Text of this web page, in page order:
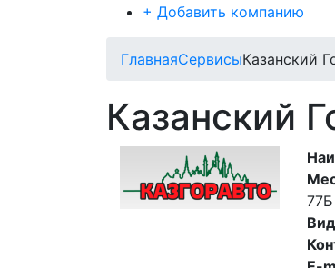
+ Добавить компанию
ГлавнаяСервисыКазанский
Казанский
77Б